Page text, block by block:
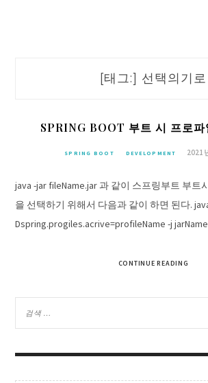
[태그:] 선택의기로
SPRING BOOT 부트 시 프로파
SPRING BOOT DEVELOPMENT 2021
java -jar fileName.jar 과 같이 스프링부트 부트
을 선택하기 위해서 다음과 같이 하면 된다.
Dspring.progiles.acrive=profileName -j
CONTINUE READING